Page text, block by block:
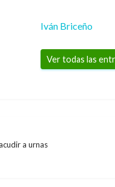
Iván Briceño
Ver todas las
a urnas